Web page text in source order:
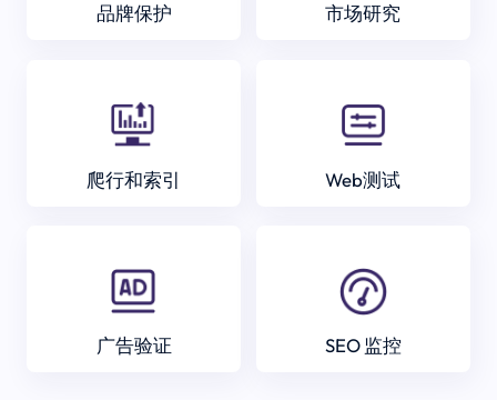
品牌保护 市场研究
爬行和索引 Web测试
广告验证 SEO 监控